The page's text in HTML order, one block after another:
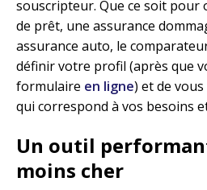
souscripteur. Que ce soit pour
de prêt, une assurance
assurance auto, le
définir votre profil (après que
formulaire en ligne) et de
qui correspond à vos besoins
Un outil
moins cher